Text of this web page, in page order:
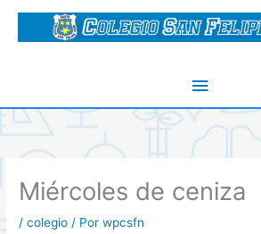
Menú
principal
Miércoles de ceniza
/colegio / Porwpcsfn